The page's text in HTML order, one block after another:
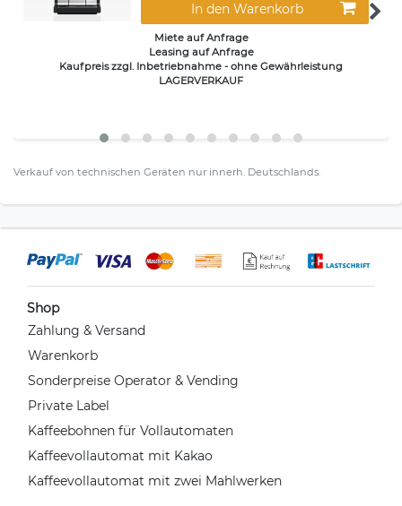
In den Warenkorb
Miete auf Anfrage
Leasing auf Anfrage
Kaufpreis zzgl. Inbetriebnahme - ohne Gewährleistung
LAGERVERKAUF
Verkauf von technischen Geräten nur innerh. Deutschlands.
Shop
Zahlung & Versand
Warenkorb
Sonderpreise Operator & Vending
Private Label
Kaffeebohnen für Vollautomaten
Kaffeevollautomat mit Kakao
Kaffeevollautomat mit zwei Mahlwerken